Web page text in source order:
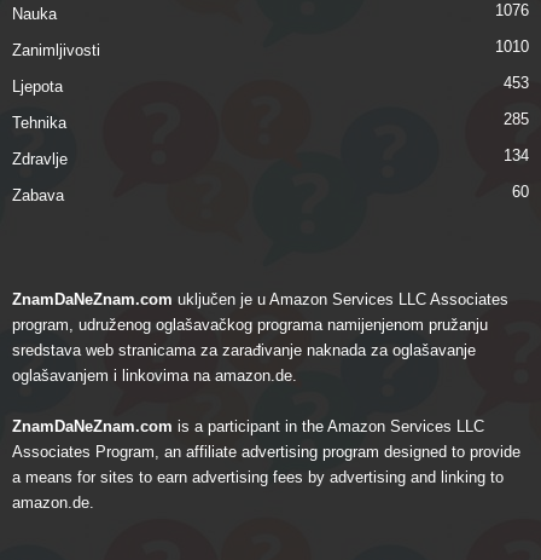
Nauka 1076
Zanimljivosti 1010
Ljepota 453
Tehnika 285
Zdravlje 134
Zabava 60
ZnamDaNeZnam.com uključen je u Amazon Services LLC Associates
program, udruženog oglašavačkog programa namijenjenom pružanju
sredstava web stranicama za zarađivanje naknada za oglašavanje
oglašavanjem i linkovima na amazon.de.
ZnamDaNeZnam.com is a participant in the Amazon Services LLC
Associates Program, an affiliate advertising program designed to provide
a means for sites to earn advertising fees by advertising and linking to
amazon.de.